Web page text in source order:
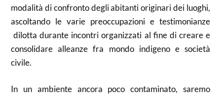
modalità di confronto degli abitanti originari dei luoghi,
ascoltando le varie preoccupazioni e testimonianze
dilotta durante incontri organizzati al fine di creare e
consolidare alleanze fra mondo indigeno e società
civile.
In un ambiente ancora poco contaminato, saremo